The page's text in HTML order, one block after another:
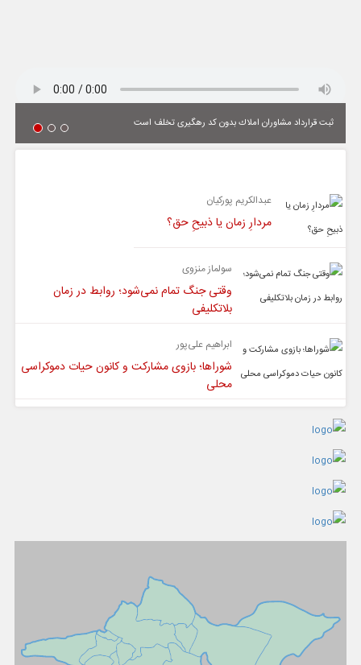
ثبت قرارداد مشاوران املاك بدون كد رهگیری تخلف است
عبدالکریم پورکیان
مردارِ زمان یا ذبیحِ حق؟
سولماز منزوی
وقتی جنگ تمام نمی‌شود؛ روابط در زمان
بلاتکلیفی
ابراهیم علی‌پور
شوراها؛ بازوی مشارکت و کانون حیات دموکراسی
محلی